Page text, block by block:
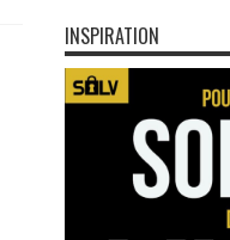
INSPIRATION